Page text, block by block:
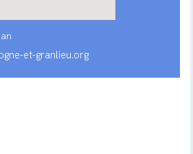
et-granlieu.org